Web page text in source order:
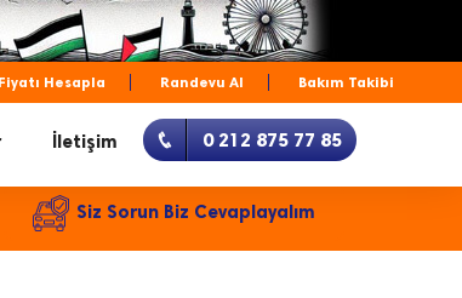
Hesapla Randevu Al Bakım Takibi
İletişim 0 212 875 77 85
Siz Sorun Biz Cevaplayalım